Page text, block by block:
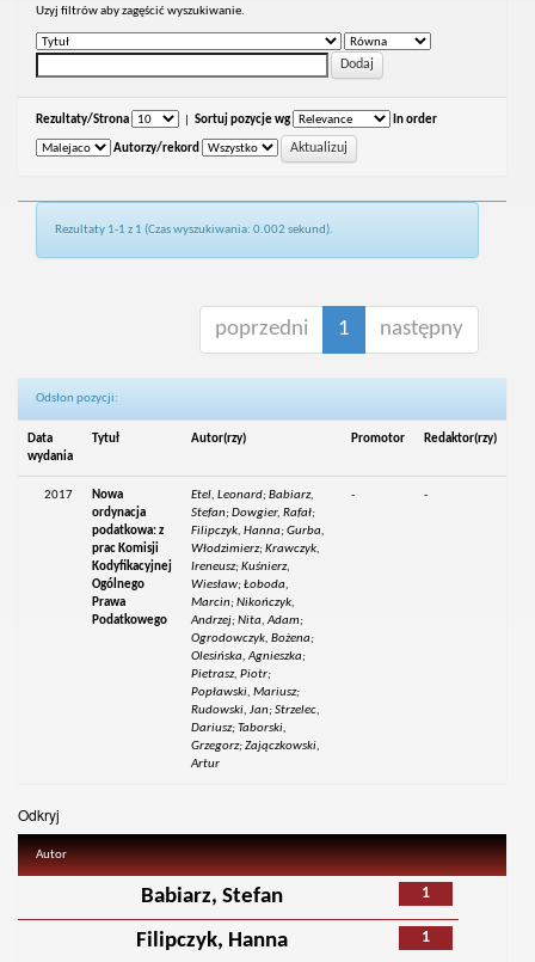
Uzyj filtrów aby zagęścić wyszukiwanie.
Rezultaty/Strona Sortuj pozycje wg In order
Autorzy/rekord
Rezultaty 1-1 z 1 (Czas wyszukiwania: 0.002 sekund).
poprzedni 1 następny
Odsłon pozycji:
Data
wydania
Tytuł Autor(rzy) Promotor Redaktor(rzy)
2017
Nowa
ordynacja
podatkowa: z
prac Komisji
Kodyfikacyjnej
Ogólnego
Prawa
Podatkowego
Etel, Leonard; Babiarz,
Stefan; Dowgier, Rafał;
Filipczyk, Hanna; Gurba,
Włodzimierz; Krawczyk,
Ireneusz; Kuśnierz,
Wiesław; Łoboda,
Marcin; Nikończyk,
Andrzej; Nita, Adam;
Ogrodowczyk, Bożena;
Olesińska, Agnieszka;
Pietrasz, Piotr;
Popławski, Mariusz;
Rudowski, Jan; Strzelec,
Dariusz; Taborski,
Grzegorz; Zajączkowski,
Artur
- -
Odkryj
Autor
1
Babiarz, Stefan
1
Filipczyk, Hanna